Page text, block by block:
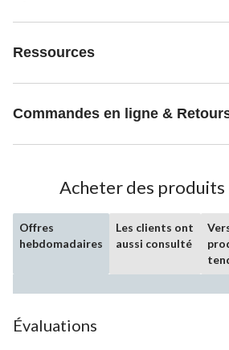
Ressources
Commandes en ligne &
Acheter des produits
Offres
hebdomadaires
Les clients ont
aussi consulté
Évaluations